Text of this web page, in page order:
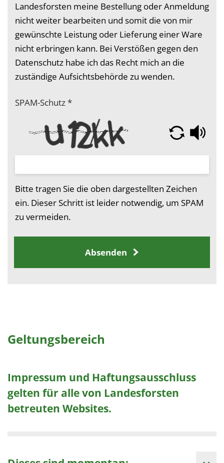
Landesforsten meine Bestellung oder Anmeldung
nicht weiter bearbeiten und somit die von mir
gewünschte Leistung oder Lieferung einer Ware
nicht erbringen kann. Bei Verstößen gegen den
Datenschutz habe ich das Recht mich an die
zuständige Aufsichtsbehörde zu wenden.
SPAM-Schutz*
Bitte tragen Sie die oben dargestellten Zeichen
ein. Dieser Schritt ist leider notwendig, um SPAM
zu vermeiden.
Absenden
Geltungsbereich
Impressum und Haftungsausschluss
gelten für alle von Landesforsten
betreuten Websites.